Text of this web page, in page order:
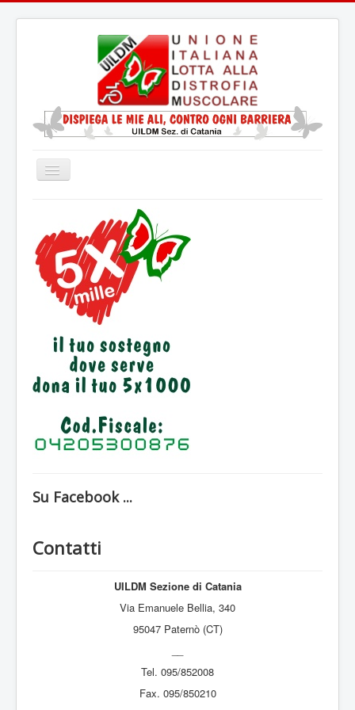
Cambia
La UILDM
La Distrofia Muscolare
Servizio Civile Universale
Attività
Eventi
Sostieni L'UIDM
Diventa un volontario
Contatti
Su Facebook ...
Contatti
UILDM Sezione di Catania
Via Emanuele Bellia, 340
95047 Paternò (CT)
Tel. 095/852008
Fax. 095/850210